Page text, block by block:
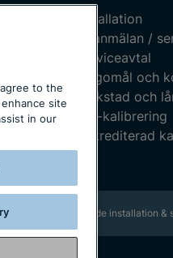
Installation
Felanmälan /
Serviceavtal
Klagomål och
Verkstad och
ISO-kalibrering
Ackrediterad
Rikstäckande installation &
to the
site
in our